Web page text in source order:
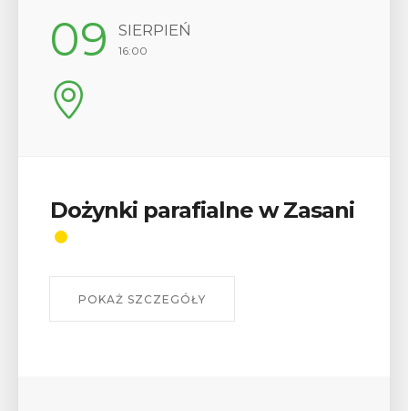
12 SIERPIEŃ
17:00
Wykład „Jak zdobyć
odznaki na myślenickich
W środę 12 sierpnia o godz. 17 w Miejskiej